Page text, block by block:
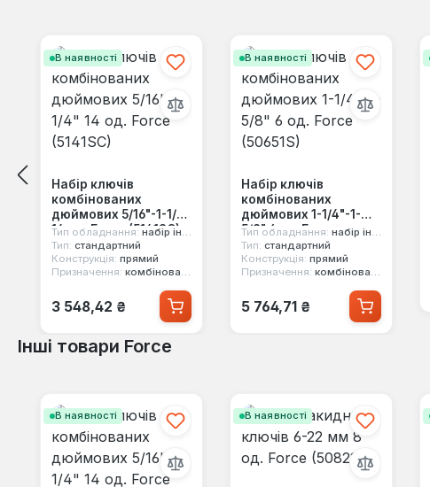
В наявності
Набір ключів
комбінованих
дюймових 5/16"-1-1/4"
14 од. Force (5141SC)
Тип обладнання: набір інструментів
Тип: стандартний
Конструкція: прямий
Призначення: комбінований, двосторонній, 12-ти гранний
Звичайна ціна:
3 548,42 ₴
В наявності
Набір ключів
комбінованих
дюймових 1-1/4"-1-
5/8" 6 од. Force
(50651S)
Тип обладнання: набір інструментів
Тип: стандартний
Конструкція: прямий
Призначення: комбінований, двосторонній, 12-ти гранний
Звичайна ціна:
5 764,71 ₴
Інші товари Force
В наявності В наявності